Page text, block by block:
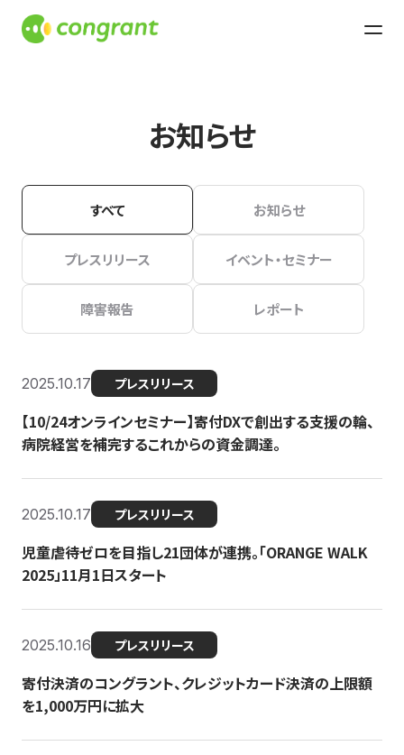
お知らせ
すべて お知らせ
プレスリリース イベント・セミナー
障害報告 レポート
2025.10.17 プレスリリース
【10/24オンラインセミナー】寄付DXで創出する支援の輪、
病院経営を補完するこれからの資金調達。
2025.10.17 プレスリリース
児童虐待ゼロを目指し21団体が連携。「ORANGE WALK
2025」11月1日スタート
2025.10.16 プレスリリース
寄付決済のコングラント、クレジットカード決済の上限額
を1,000万円に拡大